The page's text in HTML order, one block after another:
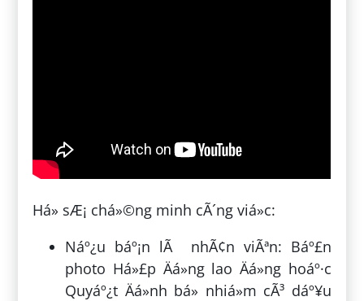
Há» sÆ¡ chá»©ng minh cÃ´ng viá»c:
Náº¿u báº¡n lÃ nhÃ¢n viÃªn: Báº£n
photo Há»£p Äá»ng lao Äá»ng hoáº·c
Quyáº¿t Äá»nh bá» nhiá»m cÃ³ dáº¥u